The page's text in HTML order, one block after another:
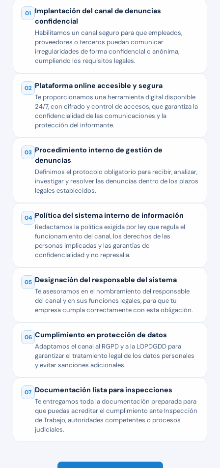
01 Implantación del canal de denuncias
confidencial
Habilitamos un canal seguro para que empleados,
proveedores o terceros puedan comunicar
irregularidades de forma confidencial o anónima,
cumpliendo los requisitos legales.
02 Plataforma online accesible y segura
Te proporcionamos una herramienta digital disponible
24/7, con cifrado y control de accesos, que garantiza la
confidencialidad de las comunicaciones y la
protección del informante.
03 Procedimiento interno de gestión de
denuncias
Definimos el protocolo obligatorio para recibir, analizar,
investigar y resolver las denuncias dentro de los plazos
legales establecidos.
04 Política del sistema interno de información
Redactamos la política exigida por ley que regula el
funcionamiento del canal, los derechos de las
personas implicadas y las garantías de
confidencialidad y no represalia.
05 Designación del responsable del sistema
Te asesoramos en el nombramiento del responsable
del canal y en sus funciones legales, para que tu
empresa cumpla correctamente con esta obligación.
06 Cumplimiento en protección de datos
Adaptamos el canal al RGPD y a la LOPDGDD para
garantizar el tratamiento legal de los datos personales
y evitar sanciones adicionales.
07 Documentación lista para inspecciones
Te entregamos toda la documentación preparada para
que puedas acreditar el cumplimiento ante Inspección
de Trabajo, autoridades competentes o procesos
judiciales.